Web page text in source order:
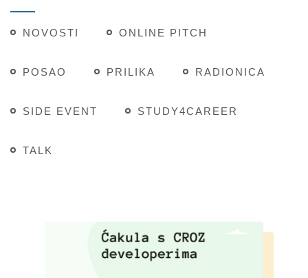
NOVOSTI ONLINE PITCH
POSAO PRILIKA RADIONICA
SIDE EVENT STUDY4CAREER
TALK